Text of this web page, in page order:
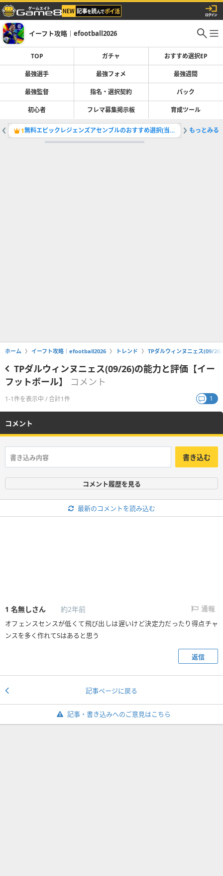
イーフト攻略｜efootball2026
TOP ガチャ おすすめ選択EP
最強選手 最強フォメ 最強週間
最強監督 指名・選択契約 パック
初心者 フレマ募集掲示板 育成ツール
1 無料エピックレジェンズアセンブルのおすすめ選択(当たり)選手ランキングと引き方 2最強選
もっとみる
ホーム イーフト攻略｜efootball2026 トレンド TPダルウィンヌニェス(09/
TPダルウィンヌニェス(09/26)の能力と評価【イー
フットボール】
コメント
1-1件を表示中 / 合計1件 1
コメント
書き込む
コメント履歴を見る
最新のコメントを読み込む
1 名無しさん 約2年前 通報
オフェンスセンスが低くて飛び出しは遅いけど決定力だったり得点チャ
ンスを多く作れてSはあると思う
返信
記事ページに戻る
記事・書き込みへのご意見はこちら